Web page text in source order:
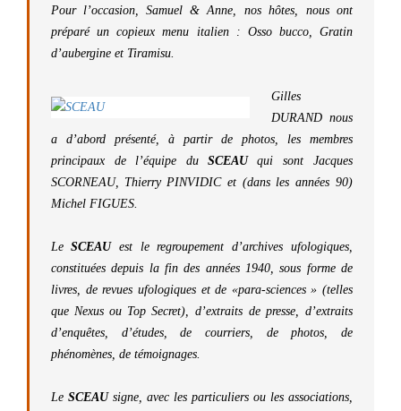
Pour l’occasion, Samuel & Anne, nos hôtes, nous ont
préparé un copieux menu italien : Osso bucco, Gratin
d’aubergine et Tiramisu.
Gilles
DURAND nous
a d’abord présenté, à partir de photos, les membres
principaux de l’équipe du SCEAU qui sont Jacques
SCORNEAU, Thierry PINVIDICet (dans les années 90)
Michel FIGUES.
Le SCEAUest le regroupement d’archives ufologiques,
constituées depuis la fin des années 1940, sous forme de
livres, de revues ufologiques et de «para-sciences » (telles
que Nexus ou Top Secret), d’extraits de presse, d’extraits
d’enquêtes, d’études, de courriers, de photos, de
phénomènes, de témoignages.
Le SCEAUsigne, avec les particuliers ou les associations,